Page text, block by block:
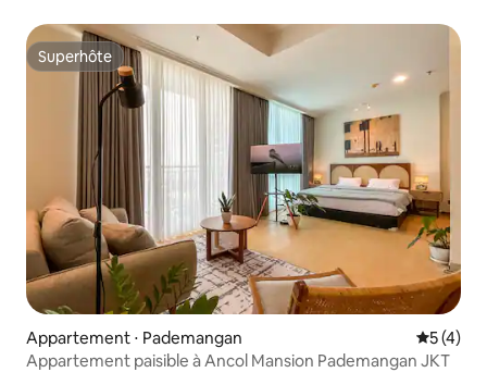
Superhôte
Superhôte
Appartement ⋅ Pademangan
5 (4)
Appartement paisible à Ancol Mansion Pademangan JKT